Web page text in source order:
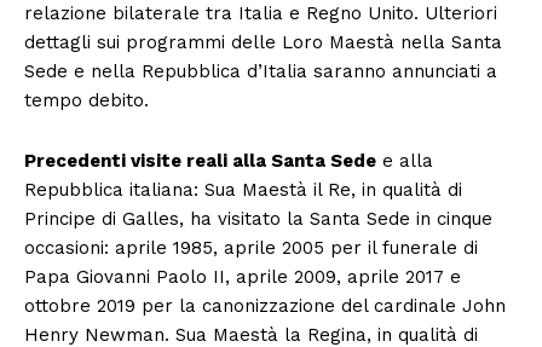
relazione bilaterale tra Italia e Regno Unito. Ulteriori
dettagli sui programmi delle Loro Maestà nella Santa
Sede e nella Repubblica d’Italia saranno annunciati a
tempo debito.
Precedenti visite reali alla Santa Sede e alla
Repubblica italiana: Sua Maestà il Re, in qualità di
Principe di Galles, ha visitato la Santa Sede in cinque
occasioni: aprile 1985, aprile 2005 per il funerale di
Papa Giovanni Paolo II, aprile 2009, aprile 2017 e
ottobre 2019 per la canonizzazione del cardinale John
Henry Newman. Sua Maestà la Regina, in qualità di